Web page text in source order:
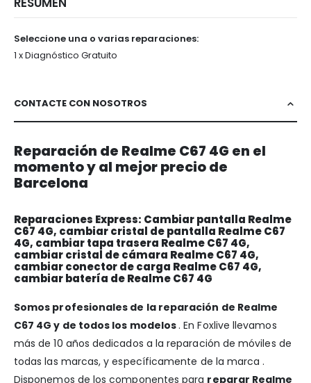
Seleccione una o varias reparaciones:
1 x Diagnóstico Gratuito
CONTACTE CON NOSOTROS
Reparación de Realme C67 4G en el
momento y al mejor precio de
Barcelona
Reparaciones Express: Cambiar pantalla Realme
C67 4G, cambiar cristal de pantalla Realme C67
4G, cambiar tapa trasera Realme C67 4G,
cambiar cristal de cámara Realme C67 4G,
cambiar conector de carga Realme C67 4G,
cambiar batería de Realme C67 4G
Somos profesionales de la reparación de Realme
C67 4G y de todos los modelos. En Foxlive llevamos
más de 10 años dedicados a la reparación de móviles de
todas las marcas, y específicamente de la marca .
Disponemos de los componentes para reparar Realme